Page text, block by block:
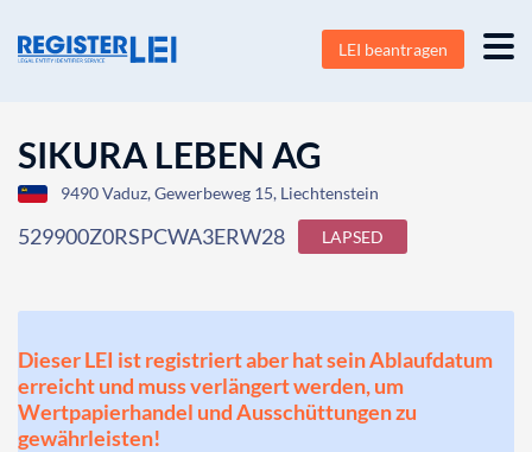
LEI beantragen
SIKURA LEBEN AG
9490 Vaduz, Gewerbeweg 15, Liechtenstein
529900Z0RSPCWA3ERW28 LAPSED
Dieser LEI ist registriert aber hat sein Ablaufdatum
erreicht und muss verlängert werden, um
Wertpapierhandel und Ausschüttungen zu
gewährleisten!